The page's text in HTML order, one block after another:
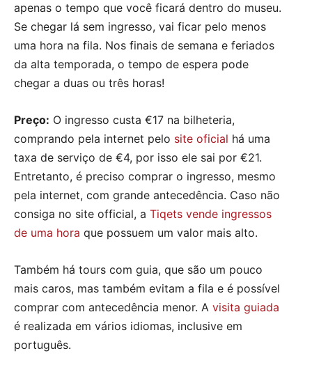
apenas o tempo que você ficará dentro do museu.
Se chegar lá sem ingresso, vai ficar pelo menos
uma hora na fila. Nos finais de semana e feriados
da alta temporada, o tempo de espera pode
chegar a duas ou três horas!
Preço: O ingresso custa €17 na bilheteria,
comprando pela internet pelo site oficial há uma
taxa de serviço de €4, por isso ele sai por €21.
Entretanto, é preciso comprar o ingresso, mesmo
pela internet, com grande antecedência. Caso não
consiga no site official, a Tiqets vende ingressos
de uma hora que possuem um valor mais alto.
Também há tours com guia, que são um pouco
mais caros, mas também evitam a fila e é possível
comprar com antecedência menor. A visita guiada
é realizada em vários idiomas, inclusive em
português.